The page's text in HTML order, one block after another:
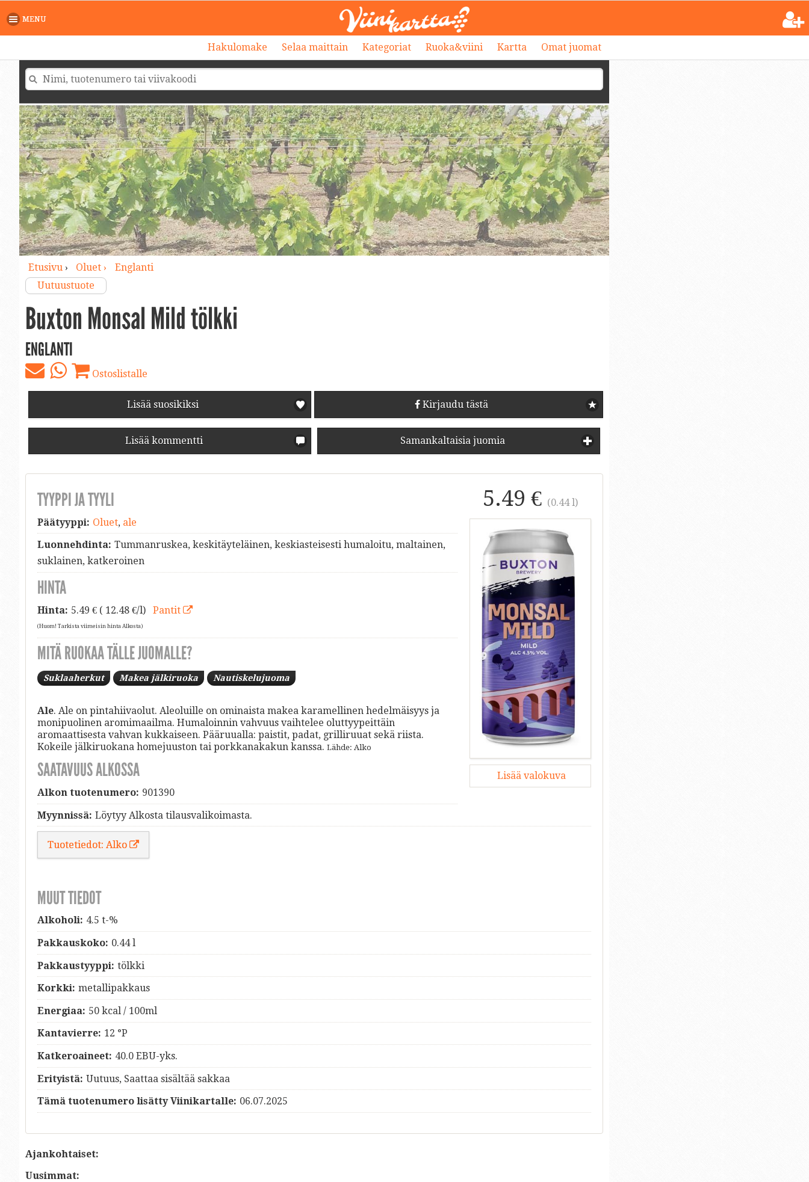
MENU
Hakulomake Selaa maittain Kategoriat Ruoka&viini Kartta Omat juomat
Etusivu› Oluet ›
Englanti
Uutuustuote
Buxton Monsal Mild tölkki
ENGLANTI
Ostoslistalle
Lisää suosikiksi Kirjaudu tästä
Lisää kommentti Samankaltaisia juomia
5.49 € (0.44 l)
Lisää valokuva
TYYPPI JA TYYLI
Päätyyppi: Oluet, ale
Luonnehdinta: Tummanruskea, keskitäyteläinen, keskiasteisesti humaloitu, maltainen,
suklainen, katkeroinen
HINTA
Hinta: 5.49 € ( 12.48 €/l) Pantit
(Huom! Tarkista viimeisin hinta Alkosta)
MITÄ RUOKAA TÄLLE JUOMALLE?
Suklaaherkut Makea jälkiruoka Nautiskelujuoma
Ale. Ale on pintahiivaolut. Aleoluille on ominaista makea karamellinen hedelmäisyys ja
monipuolinen aromimaailma. Humaloinnin vahvuus vaihtelee oluttyypeittäin
aromaattisesta vahvan kukkaiseen. Pääruualla: paistit, padat, grilliruuat sekä riista.
Kokeile jälkiruokana homejuuston tai porkkanakakun kanssa. Lähde: Alko
SAATAVUUS ALKOSSA
Alkon tuotenumero: 901390
Myynnissä: Löytyy Alkosta tilausvalikoimasta.
Tuotetiedot: Alko
MUUT TIEDOT
Alkoholi: 4.5 t-%
Pakkauskoko: 0.44 l
Pakkaustyyppi: tölkki
Korkki: metallipakkaus
Energiaa: 50 kcal / 100ml
Kantavierre: 12 °P
Katkeroaineet: 40.0 EBU-yks.
Erityistä: Uutuus, Saattaa sisältää sakkaa
Tämä tuotenumero lisätty Viinikartalle: 06.07.2025
Ajankohtaiset:
Uusimmat: